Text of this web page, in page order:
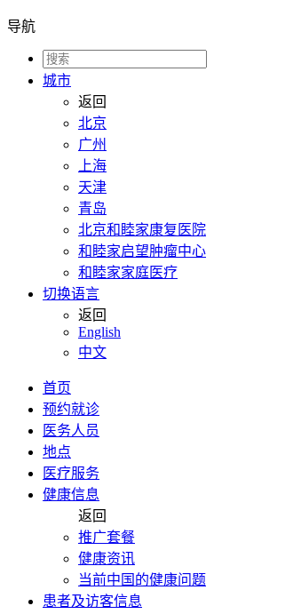
导航
城市
返回
北京
广州
上海
天津
青岛
北京和睦家康复医院
和睦家启望肿瘤中心
和睦家家庭医疗
切换语言
返回
English
中文
首页
预约就诊
医务人员
地点
医疗服务
健康信息
返回
推广套餐
健康资讯
当前中国的健康问题
患者及访客信息